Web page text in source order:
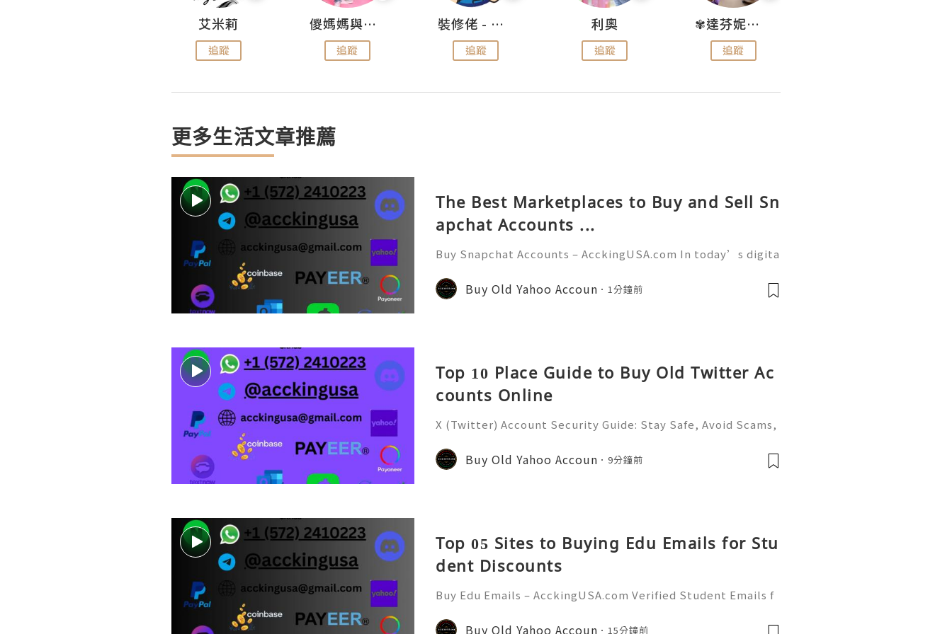
艾米莉
追蹤
儍媽媽與兩隻小魔怪之家
追蹤
裝修佬 - 香港一站式網上裝修平台
追蹤
利奧
追蹤
✾達芬妮•愛孩子•愛生活✾
追蹤
更多生活文章推薦
The Best Marketplaces to Buy and Sell Sn
apchat Accounts ...
Buy Snapchat Accounts – AcckingUSA.com In today’s digita
nication, branding, and marketing. AcckingUSA.com Snapch
at has become one of the most
Buy Old Yahoo Accoun 1分鐘前
Top 10 Place Guide to Buy Old Twitter Ac
counts Online
X (Twitter) Account Security Guide: Stay Safe, Avoid Scams,
e of the world's most popular social media platforms, conne
cting millions of use
Buy Old Yahoo Accoun 9分鐘前
Top 05 Sites to Buying Edu Emails for Stu
dent Discounts
Buy Edu Emails – AcckingUSA.com Verified Student Emails f
s always online — Just contact! Visit now our websitehttp
Buy Old Yahoo Accoun 15分鐘前